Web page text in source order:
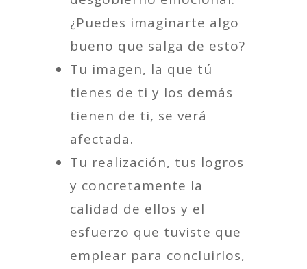
¿Puedes imaginarte algo
bueno que salga de esto?
Tu imagen, la que tú
tienes de ti y los demás
tienen de ti, se verá
afectada.
Tu realización, tus logros
y concretamente la
calidad de ellos y el
esfuerzo que tuviste que
emplear para concluirlos,